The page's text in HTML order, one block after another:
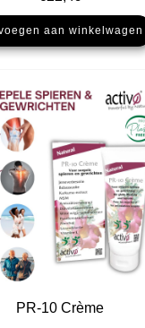
prijs
was:
€24,99.
prijs
is:
€22,49.
aan winkelwagen
PR-10 Crème